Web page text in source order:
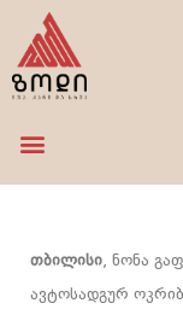
თბილისი, ნონა
ავტოსადგურ